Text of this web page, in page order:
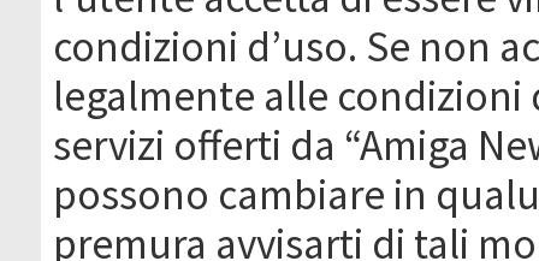
condizioni d’uso. Se non
legalmente alle condizioni
servizi offerti da “Amiga
possono cambiare in
premura avvisarti di tali